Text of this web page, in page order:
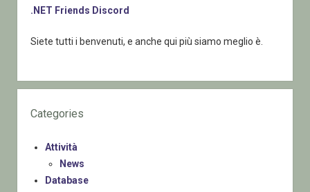
.NET Friends Discord
Siete tutti i benvenuti, e anche qui più siamo meglio è.
Categories
Attività
News
Database